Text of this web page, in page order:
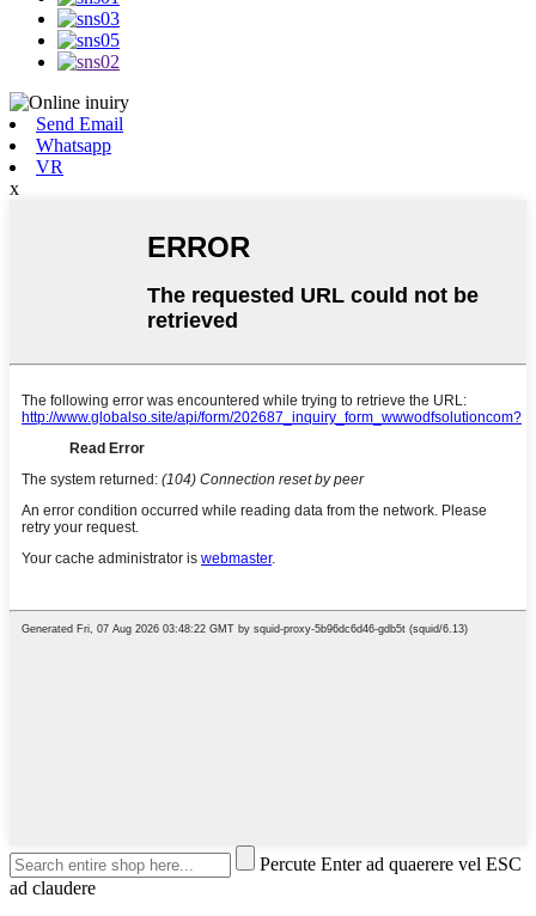
Send Email
Whatsapp
VR
x
Percute Enter ad quaerere vel ESC
ad claudere